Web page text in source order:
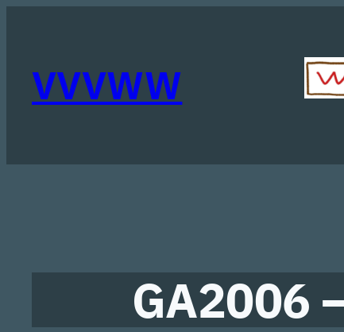
inhoudVVVWW
GA2006